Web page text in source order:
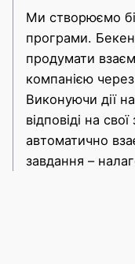
Ми створюємо
програми.
продумати
компанією
Виконуючи дії
відповіді на
автоматично
завдання –